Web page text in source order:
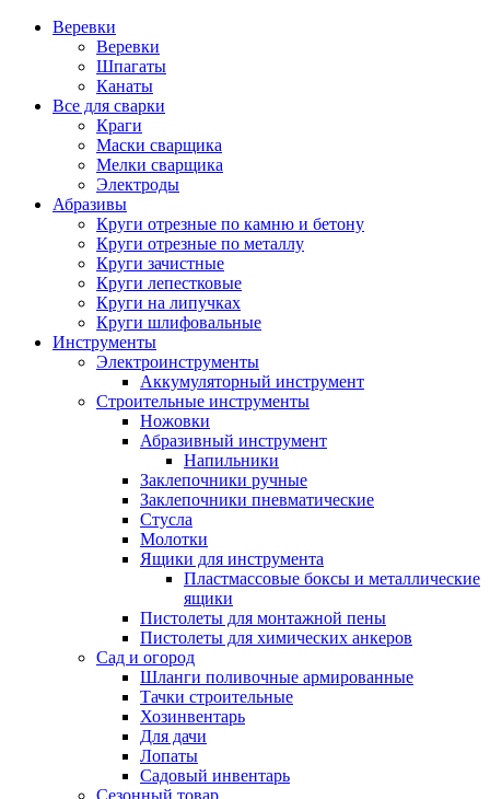
Веревки
Веревки
Шпагаты
Канаты
Все для сварки
Краги
Маски сварщика
Мелки сварщика
Электроды
Абразивы
Круги отрезные по камню и бетону
Круги отрезные по металлу
Круги зачистные
Круги лепестковые
Круги на липучках
Круги шлифовальные
Инструменты
Электроинструменты
Аккумуляторный инструмент
Строительные инструменты
Ножовки
Абразивный инструмент
Напильники
Заклепочники ручные
Заклепочники пневматические
Стусла
Молотки
Ящики для инструмента
Пластмассовые боксы и металлические
ящики
Пистолеты для монтажной пены
Пистолеты для химических анкеров
Сад и огород
Шланги поливочные армированные
Тачки строительные
Хозинвентарь
Для дачи
Лопаты
Садовый инвентарь
Сезонный товар